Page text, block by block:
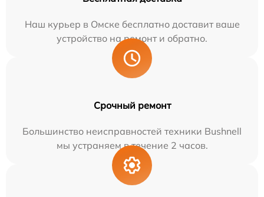
Наш курьер в Омске бесплатно доставит ваше
устройство на ремонт и обратно.
Срочный ремонт
Большинство неисправностей техники Bushnell
мы устраняем в течение 2 часов.